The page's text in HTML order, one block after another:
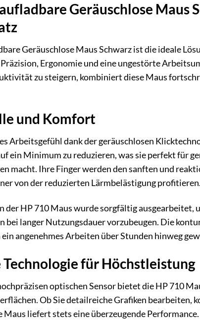
Geräuschlose Maus
Geräuschlose Maus Schwarz ist die ideale
Ergonomie und eine ungestörte
zu steigern, kombiniert diese Maus
und Komfort
Arbeitsgefühl dank der geräuschlosen
ein Minimum zu reduzieren, was sie perfekt für
macht. Ihre Finger werden den sanften und
von der reduzierten Lärmbelästigung profitieren.
der HP 710 Maus wurde sorgfältig
bei langer Nutzungsdauer vorzubeugen. Die
angenehmes Arbeiten über Stunden hinweg
für Höchstleistung
optischen Sensor bietet die HP 710
Ob Sie detailreiche Grafiken bearbeiten,
Maus liefert stets eine überzeugende